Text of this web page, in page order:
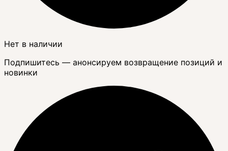
Нет в наличии
Подпишитесь — анонсируем возвращение позиций и
новинки